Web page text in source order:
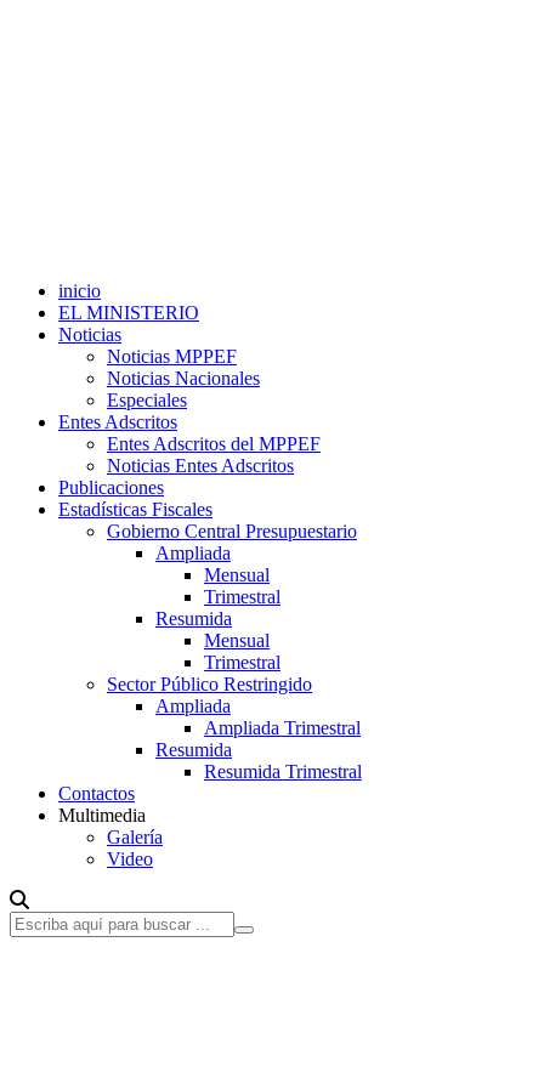
inicio
EL MINISTERIO
Noticias
Noticias MPPEF
Noticias Nacionales
Especiales
Entes Adscritos
Entes Adscritos del MPPEF
Noticias Entes Adscritos
Publicaciones
Estadísticas Fiscales
Gobierno Central Presupuestario
Ampliada
Mensual
Trimestral
Resumida
Mensual
Trimestral
Sector Público Restringido
Ampliada
Ampliada Trimestral
Resumida
Resumida Trimestral
Contactos
Multimedia
Galería
Video